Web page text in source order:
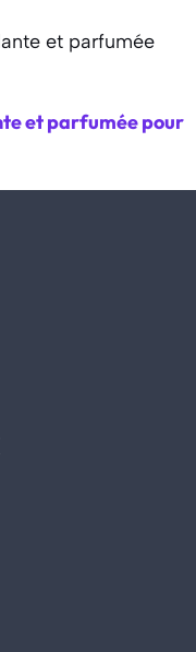
et parfumée pour